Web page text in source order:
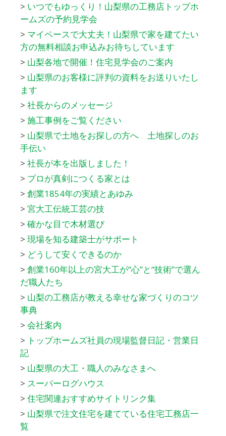
> いつでもゆっくり！山梨県の工務店トップホ
ームズの予約見学会
> マイペースで大丈夫！山梨県で家を建てたい
方の無料相談お申込みお待ちしています
> 山梨各地で開催！住宅見学会のご案内
> 山梨県のお客様に評判の資料をお送りいたし
ます
> 社長からのメッセージ
> 施工事例をご覧ください
> 山梨県で土地をお探しの方へ 土地探しのお
手伝い
> 社長が本を出版しました！
> プロが真剣につくる家とは
> 創業1854年の実績とあゆみ
> 宮大工伝統工芸の技
> 確かな目で木材選び
> 現場を知る建築士がサポート
> どうして安くできるのか
> 創業160年以上の宮大工が“心”と“技術”で選ん
だ職人たち
> 山梨の工務店が教える幸せな家づくりのコツ
事典
> 会社案内
> トップホームズ社員の現場監督日記・営業日
記
> 山梨県の大工・職人のみなさまへ
> スーパーログハウス
> 住宅関連おすすめサイトリンク集
> 山梨県で注文住宅を建てている住宅工務店一
覧